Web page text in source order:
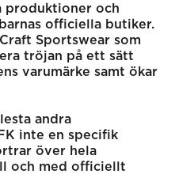
produktioner och
officiella butiker.
Sportswear som
tröjan på ett sätt
varumärke samt ökar
andra
inte en specifik
över hela
och med officiellt